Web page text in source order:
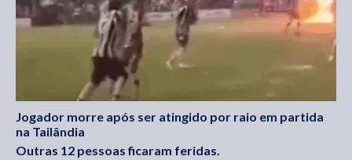
Jogador morre após ser atingido por raio em partida
na Tailândia
Outras 12 pessoas ficaram feridas.